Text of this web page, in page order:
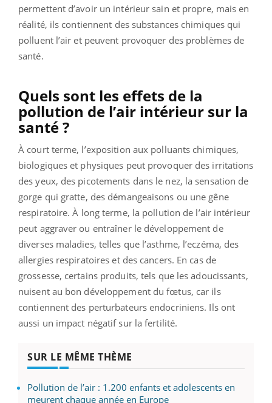
permettent d’avoir un intérieur sain et propre, mais en
réalité, ils contiennent des substances chimiques qui
polluent l’air et peuvent provoquer des problèmes de
santé.
Quels sont les effets de la
pollution de l’air intérieur sur la
santé ?
À court terme, l’exposition aux polluants chimiques,
biologiques et physiques peut provoquer des irritations
des yeux, des picotements dans le nez, la sensation de
gorge qui gratte, des démangeaisons ou une gêne
respiratoire. À long terme, la pollution de l’air intérieur
peut aggraver ou entraîner le développement de
diverses maladies, telles que l’asthme, l’eczéma, des
allergies respiratoires et des cancers. En cas de
grossesse, certains produits, tels que les adoucissants,
nuisent au bon développement du fœtus, car ils
contiennent des perturbateurs endocriniens. Ils ont
aussi un impact négatif sur la fertilité.
SUR LE MÊME THÈME
Pollution de l’air : 1.200 enfants et adolescents en
meurent chaque année en Europe